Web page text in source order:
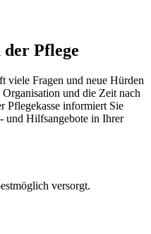
Pflege
viele Fragen und neue Hürden
und die Zeit nach
Pflegekasse informiert Sie
und Hilfsangebote in Ihrer
versorgt.